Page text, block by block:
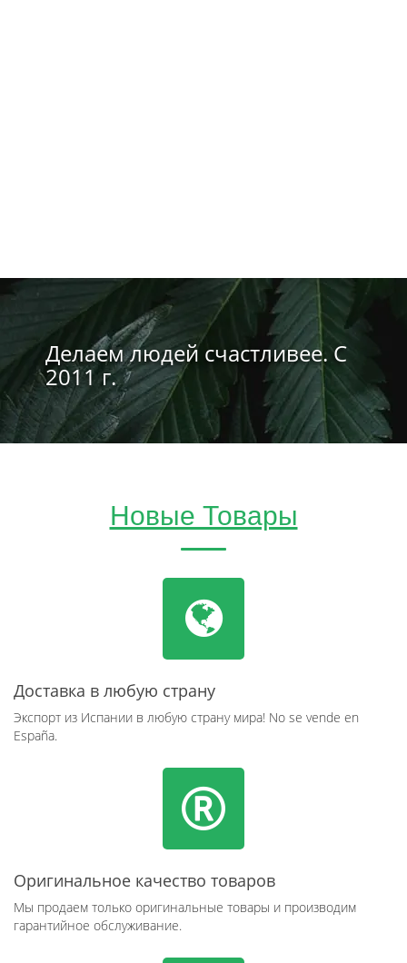
Делаем людей счастливее. С
2011 г.
Новые Товары
Доставка в любую страну
Экспорт из Испании в любую страну мира! No se vende en
España.
Оригинальное качество товаров
Мы продаем только оригинальные товары и производим
гарантийное обслуживание.